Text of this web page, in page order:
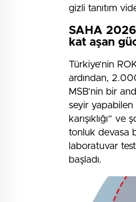
gizli tanıtım
SAHA
kat aşan
Türkiye’nin
ardından,
MSB’nin bir
seyir yapabilen
karışıklığı”
tonluk devasa
laboratuvar
başladı.